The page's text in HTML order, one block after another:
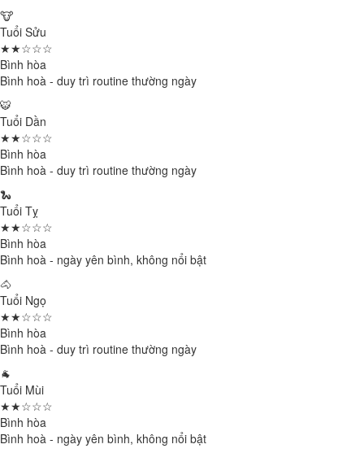
🐮
Tuổi Sửu
★★☆☆☆
Bình hòa
Bình hoà - duy trì routine thường ngày
🐯
Tuổi Dần
★★☆☆☆
Bình hòa
Bình hoà - duy trì routine thường ngày
🐍
Tuổi Tỵ
★★☆☆☆
Bình hòa
Bình hoà - ngày yên bình, không nổi bật
🐴
Tuổi Ngọ
★★☆☆☆
Bình hòa
Bình hoà - duy trì routine thường ngày
🐐
Tuổi Mùi
★★☆☆☆
Bình hòa
Bình hoà - ngày yên bình, không nổi bật